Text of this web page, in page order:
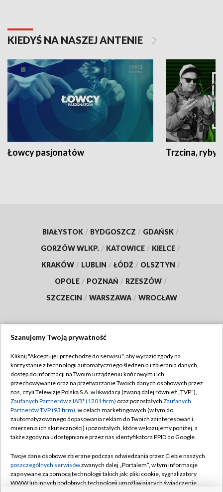
KIEDYŚ NA NASZEJ ANTENIE
Łowcy pasjonatów Trzcina, ryby
BIAŁYSTOK / BYDGOSZCZ / GDAŃSK /
GORZÓW WLKP. / KATOWICE / KIELCE /
KRAKÓW / LUBLIN / ŁÓDŹ / OLSZTYN /
OPOLE / POZNAŃ / RZESZÓW /
SZCZECIN / WARSZAWA / WROCŁAW
TVP
Abonament TVP
Emisja w TVP
Centrum informacji TVP
Naziemna Telewizja Cyfrowa
Rada Programowa
System NOS
Regulamin TVP
Polityka prywatności
Moje zgody
Pomoc
Kontakt
Szanujemy Twoją prywatność
Kliknij "Akceptuję i przechodzę do serwisu", aby wyrazić zgody na
korzystanie z technologii automatycznego śledzenia i zbierania danych,
dostęp do informacji na Twoim urządzeniu końcowym i ich
przechowywanie oraz na przetwarzanie Twoich danych osobowych przez
nas, czyli Telewizję Polską S.A. w likwidacji (zwaną dalej również „TVP”),
Zaufanych Partnerów z IAB* (1201 firm) oraz pozostałych Zaufanych
Partnerów TVP (93 firm), w celach marketingowych (w tym do
zautomatyzowanego dopasowania reklam do Twoich zainteresowań i
mierzenia ich skuteczności) i pozostałych, które wskazujemy poniżej, a
także zgody na udostępnianie przez nas identyfikatora PPID do Google.
Twoje dane osobowe zbierane podczas odwiedzania przez Ciebie naszych
poszczególnych serwisówzwanych dalej „Portalem”, w tym informacje
zapisywane za pomocą technologii takich jak: pliki cookie, sygnalizatory
WWW lub innych podobnych technologii umożliwiających świadczenie